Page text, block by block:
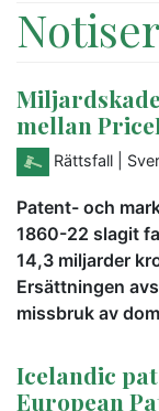
Notiser
mellan
Rättsfall |
Patent- och
1860-22 slagit
14,3 miljarder
Ersättningen
missbruk av
Icelandic
European